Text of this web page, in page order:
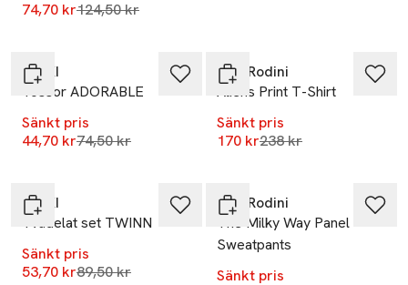
74,70 krLägsta pris 30 dagar
124,50 kr
RIKIKI
Tossor ADORABLE
Sänkt pris
44,70 krLägsta pris 30 dagar
74,50 kr
Mini Rodini
Aliens Print T-Shirt
Sänkt pris
170 krLägsta pris 30 dagar
238 kr
RIKIKI
Tvådelat set TWINN
Sänkt pris
53,70 krLägsta pris 30 dagar
89,50 kr
Mini Rodini
The Milky Way Panel
Sweatpants
Sänkt pris